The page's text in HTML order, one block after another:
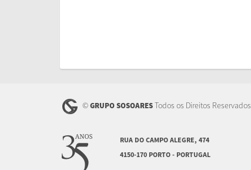
©GRUPO SOSOARESTodos os Direitos Reservados
RUA DO CAMPO ALEGRE, 474
4150-170 PORTO - PORTUGAL